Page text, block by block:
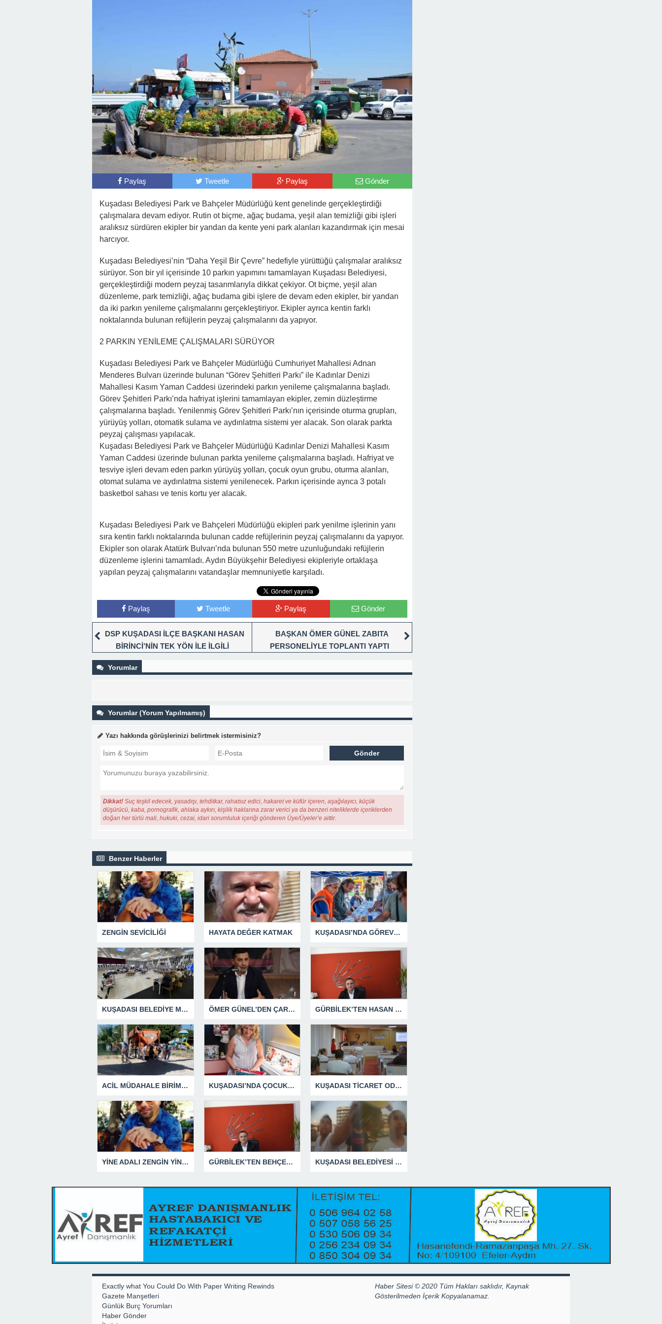
Paylaş Tweetle Paylaş Gönder
Kuşadası Belediyesi Park ve Bahçeler Müdürlüğü kent genelinde gerçekleştirdiği
çalışmalara devam ediyor. Rutin ot biçme, ağaç budama, yeşil alan temizliği gibi işleri
aralıksız sürdüren ekipler bir yandan da kente yeni park alanları kazandırmak için mesai
harcıyor.
Kuşadası Belediyesi’nin “Daha Yeşil Bir Çevre” hedefiyle yürüttüğü çalışmalar aralıksız
sürüyor. Son bir yıl içerisinde 10 parkın yapımını tamamlayan Kuşadası Belediyesi,
gerçekleştirdiği modern peyzaj tasarımlarıyla dikkat çekiyor. Ot biçme, yeşil alan
düzenleme, park temizliği, ağaç budama gibi işlere de devam eden ekipler, bir yandan
da iki parkın yenileme çalışmalarını gerçekleştiriyor. Ekipler ayrıca kentin farklı
noktalarında bulunan refüjlerin peyzaj çalışmalarını da yapıyor.
2 PARKIN YENİLEME ÇALIŞMALARI SÜRÜYOR
Kuşadası Belediyesi Park ve Bahçeler Müdürlüğü Cumhuriyet Mahallesi Adnan
Menderes Bulvarı üzerinde bulunan “Görev Şehitleri Parkı” ile Kadınlar Denizi
Mahallesi Kasım Yaman Caddesi üzerindeki parkın yenileme çalışmalarına başladı.
Görev Şehitleri Parkı’nda hafriyat işlerini tamamlayan ekipler, zemin düzleştirme
çalışmalarına başladı. Yenilenmiş Görev Şehitleri Parkı’nın içerisinde oturma grupları,
yürüyüş yolları, otomatik sulama ve aydınlatma sistemi yer alacak. Son olarak parkta
peyzaj çalışması yapılacak.
Kuşadası Belediyesi Park ve Bahçeler Müdürlüğü Kadınlar Denizi Mahallesi Kasım
Yaman Caddesi üzerinde bulunan parkta yenileme çalışmalarına başladı. Hafriyat ve
tesviye işleri devam eden parkın yürüyüş yolları, çocuk oyun grubu, oturma alanları,
otomat sulama ve aydınlatma sistemi yenilenecek. Parkın içerisinde ayrıca 3 potalı
basketbol sahası ve tenis kortu yer alacak.
Kuşadası Belediyesi Park ve Bahçeleri Müdürlüğü ekipleri park yenilme işlerinin yanı
sıra kentin farklı noktalarında bulunan cadde refüjlerinin peyzaj çalışmalarını da yapıyor.
Ekipler son olarak Atatürk Bulvarı’nda bulunan 550 metre uzunluğundaki refüjlerin
düzenleme işlerini tamamladı. Aydın Büyükşehir Belediyesi ekipleriyle ortaklaşa
yapılan peyzaj çalışmalarını vatandaşlar memnuniyetle karşıladı.
Paylaş Tweetle Paylaş Gönder
DSP KUŞADASI İLÇE BAŞKANI HASAN
BİRİNCİ’NİN TEK YÖN İLE İLGİLİ
BAŞVURUSUNA OLUMSUZ YANIT
BAŞKAN ÖMER GÜNEL ZABITA
PERSONELİYLE TOPLANTI YAPTI
Yorumlar
Yorumlar (Yorum Yapılmamış)
Yazı hakkında görüşlerinizi belirtmek istermisiniz?
Dikkat! Suç teşkil edecek, yasadışı, tehditkar, rahatsız edici, hakaret ve küfür içeren, aşağılayıcı, küçük
düşürücü, kaba, pornografik, ahlaka aykırı, kişilik haklarına zarar verici ya da benzeri niteliklerde içeriklerden
doğan her türlü mali, hukuki, cezai, idari sorumluluk içeriği gönderen Üye/Üyeler’e aittir.
Benzer Haberler
ZENGİN SEVİCİLİĞİ HAYATA DEĞER KATMAK KUŞADASI’NDA GÖREV ŞEHİTLERİ UNUTULMADI
KUŞADASI BELEDİYE MECLİSİ’NDEN ÖNEMLİ KARARLAR ÖMER GÜNEL’DEN ÇARPICI AÇIKLAMALAR GÜRBİLEK’TEN HASAN SARGIN’A YANIT GECİKMEDİ
ACİL MÜDAHALE BİRİMİ HİZMETİNİ SÜRDÜRÜYOR KUŞADASI’NDA ÇOCUKLUĞUN HATIRALARI OYUNCAK MÜZESİNDE HAYAT BULACAK KUŞADASI TİCARET ODASI TEMMUZ MECLİSİNDE YEREL İŞLETMELERE ANLAMLI DESTEK
YİNE ADALI ZENGİN YİNE BEN DEDİ GÜRBİLEK’TEN BEHÇET ALP’E SERT YANIT KUŞADASI BELEDİYESİ ZABITA MEMURUNU DARBEDEN DİLENCİ 2 KADIN TUTUKLANDI
Exactly what You Could Do With Paper Writing Rewinds
Gazete Manşetleri
Günlük Burç Yorumları
Haber Gönder
Haber Sitesi © 2020 Tüm Hakları saklıdır, Kaynak
Gösterilmeden İçerik Kopyalanamaz.